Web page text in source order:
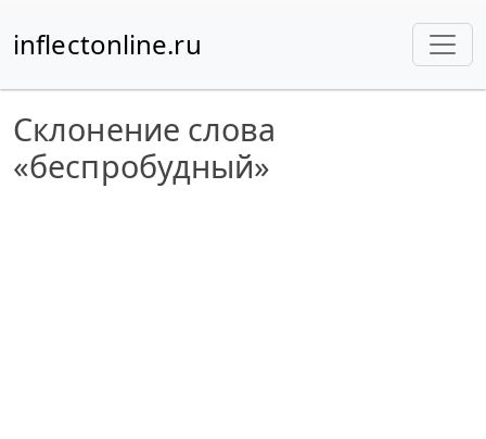
inflectonline.ru
Склонение слова
«беспробудный»